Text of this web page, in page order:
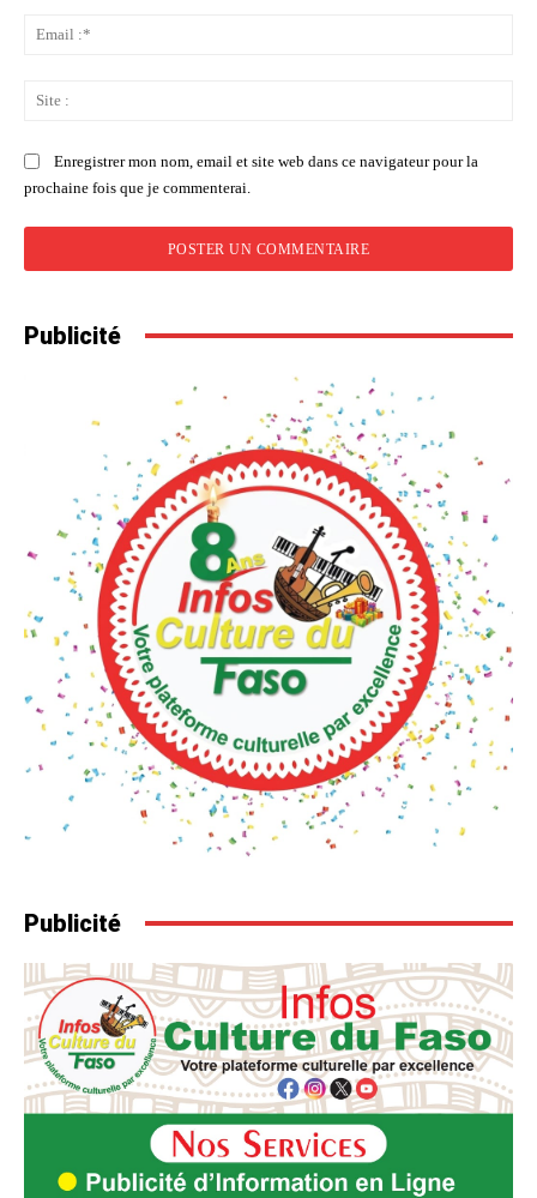
Enregistrer mon nom, email et site web dans ce navigateur pour la
prochaine fois que je commenterai.
Publicité
Publicité